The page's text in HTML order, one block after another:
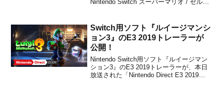
Nintendo Switch スーパーマリオ / ゼルダ
円(税別)です。2017年7月に発売された
『ホリパッド fo...
Switch用ソフト『ルイージマンシ
ョン3』のE3 2019トレーラーが
公開！
Nintendo Switch用ソフト『ルイージマン
ション3』のE3 2019トレーラーが、本日
放送された「Nintendo Direct E3 2019」